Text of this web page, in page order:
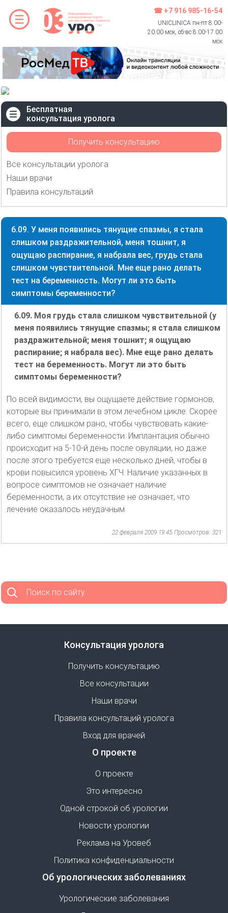
☎ +7 916 985-16-54
UNICLINICA пн-пт 8:00-
20:00 мск, сб-вс 8:00-17:00
мск
Бесплатная
консультация уролога
Получить консультацию
Все консультации уролога
Наши врачи
Правила консультаций
6.09. У меня появились тянущие спазмы, я стала
слишком раздражительной, меня тошнит, я
ощущаю распирание, я набрала вес, грудь стала
слишком чувствительной. Мне еще рано делать
тест на беременность. Могут ли это быть
симптомы беременности?
6.09. Моя грудь стала слишком чувствительной (у
меня появились тянущие спазмы; я стала слишком
раздражительной; меня тошнит; я ощущаю
распирание; я набрала вес). Мне еще рано делать
тест на беременность. Могут ли это быть
симптомы беременности?
По всей видимости, вы ощущаете действие гормонов,
которые вы принимали в этом лечебном цикле. Скорее
всего, еще слишком рано, чтобы чувствовать какие-
либо симптомы беременности. Имплантация обычно
происходит на 5-10-й день после овуляции, но даже
после этого требуется еще несколько дней, чтобы в
крови повысился уровень ХГЧ. Наличие указанных в
вопросе симптомов не означает наличие
беременности, а их отсутствие не означает, что
лечение оказалось неудачным.
22 февраля 2009 19:45 Просмотров: 321
Поиск по сайту
Консультация уролога
Получить консультацию
Все консультации
Наши врачи
Правила консультаций уролога
Вход для врачей
О проекте
О проекте
Это интересно
Одной строкой об урологии
Новости урологии
Реклама на Уровеб
Политика конфиденциальности
Об урологических заболеваниях
Урологические заболевания